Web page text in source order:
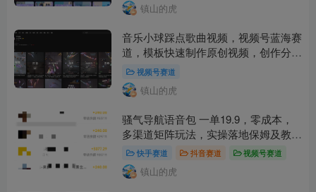
镇山的虎
音乐小球踩点歌曲视频，视频号蓝海赛
道，模板快速制作原创视频，创作分成
计划加变现任务，号称轻松实现日入
1000+
视频号赛道
镇山的虎
骚气导航语音包 一单19.9，零成本，
多渠道矩阵玩法，实操落地保姆及教程
+全套资料
快手赛道 抖音赛道 视频号赛道
镇山的虎